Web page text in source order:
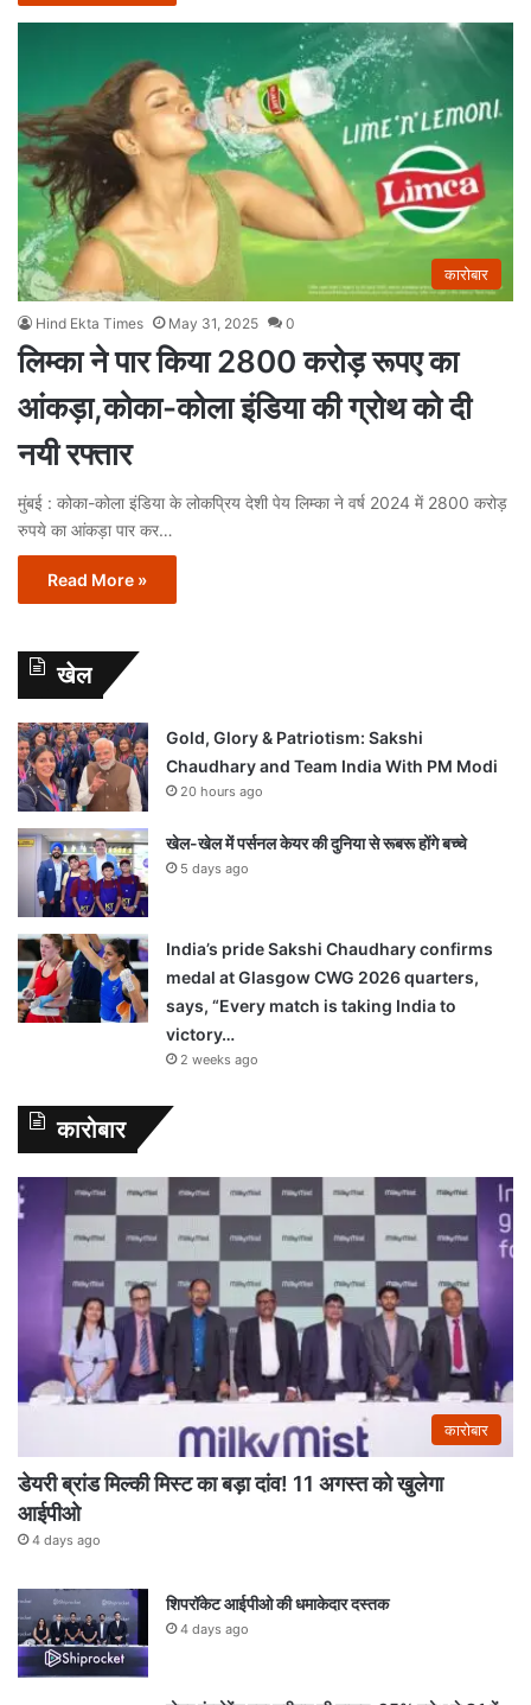
कारोबार
Hind Ekta Times May 31, 2025 0
लिम्‍का ने पार किया 2800 करोड़ रूपए का
आंकड़ा,कोका-कोला इंडिया की ग्रोथ को दी
नयी रफ्तार
मुंबई : कोका-कोला इंडिया के लोकप्रिय देशी पेय लिम्‍का ने वर्ष 2024 में 2800 करोड़
रुपये का आंकड़ा पार कर…
Read More »
खेल
Gold, Glory & Patriotism: Sakshi
Chaudhary and Team India With PM Modi
20 hours ago
खेल-खेल में पर्सनल केयर की दुनिया से रूबरू होंगे बच्चे
5 days ago
India’s pride Sakshi Chaudhary confirms
medal at Glasgow CWG 2026 quarters,
says, “Every match is taking India to
victory…
2 weeks ago
कारोबार
कारोबार
डेयरी ब्रांड मिल्की मिस्ट का बड़ा दांव! 11 अगस्त को खुलेगा
आईपीओ
4 days ago
शिपरॉकेट आईपीओ की धमाकेदार दस्तक
4 days ago